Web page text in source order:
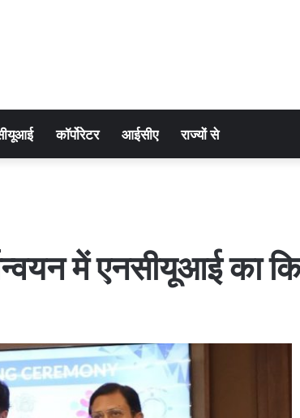
कॉर्पोरेटर आईसीए राज्यों से
में एनसीयूआई का